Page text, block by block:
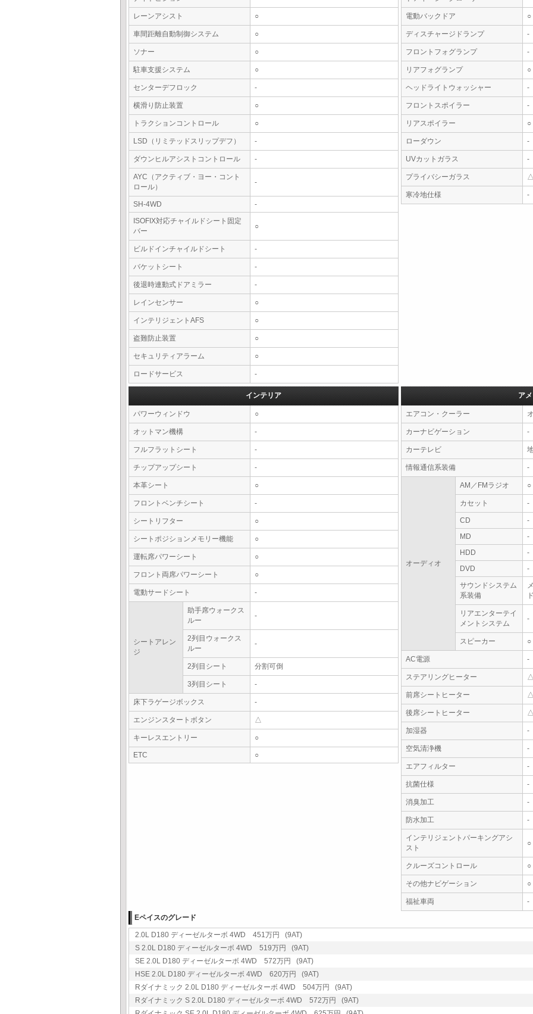
レーンアシスト ○
車間距離自動制御システム ○
ソナー ○
駐車支援システム ○
センターデフロック -
横滑り防止装置 ○
トラクションコントロール ○
LSD（リミテッドスリップデフ） -
ダウンヒルアシストコントロール -
AYC（アクティブ・ヨー・コント
ロール）
-
SH-4WD
-
ISOFIX対応チャイルドシート固定
バー
○
ビルドインチャイルドシート -
バケットシート -
後退時連動式ドアミラー -
レインセンサー ○
インテリジェントAFS ○
盗難防止装置 ○
セキュリティアラーム ○
ロードサービス -
電動バックドア ○
ディスチャージドランプ -
フロントフォグランプ -
リアフォグランプ ○
ヘッドライトウォッシャー -
フロントスポイラー -
リアスポイラー ○
ローダウン -
UVカットガラス -
プライバシーガラス
寒冷地仕様 -
インテリア
パワーウィンドウ ○
オットマン機構 -
フルフラットシート -
チップアップシート -
本革シート ○
フロントベンチシート -
シートリフター ○
シートポジションメモリー機能 ○
運転席パワーシート ○
フロント両席パワーシート ○
電動サードシート -
シートアレン
ジ
助手席ウォークス
ルー
-
2列目ウォークス
ルー
-
2列目シート 分割可倒
3列目シート -
床下ラゲージボックス -
エンジンスタートボタン △
キーレスエントリー ○
ETC ○
ア
エアコン・クーラー
カーナビゲーション -
カーテレビ
情報通信系装備 -
オーディオ
AM／FMラジオ ○
カセット -
CD
-
MD
-
HDD
-
DVD
-
サウンドシステム
系装備
リアエンターテイ
メントシステム
-
スピーカー ○
AC電源 -
ステアリングヒーター
前席シートヒーター
後席シートヒーター
加湿器 -
空気清浄機 -
エアフィルター -
抗菌仕様 -
消臭加工 -
防水加工 -
インテリジェントパーキングアシ
スト
○
クルーズコントロール ○
その他ナビゲーション ○
福祉車両
-
Eペイスのグレード
2.0L D180 ディーゼルターボ 4WD 451万円 (9AT)
S 2.0L D180 ディーゼルターボ 4WD 519万円 (9AT)
SE 2.0L D180 ディーゼルターボ 4WD 572万円 (9AT)
HSE 2.0L D180 ディーゼルターボ 4WD 620万円 (9AT)
Rダイナミック 2.0L D180 ディーゼルターボ 4WD 504万円 (9AT)
Rダイナミック S 2.0L D180 ディーゼルターボ 4WD 572万円 (9AT)